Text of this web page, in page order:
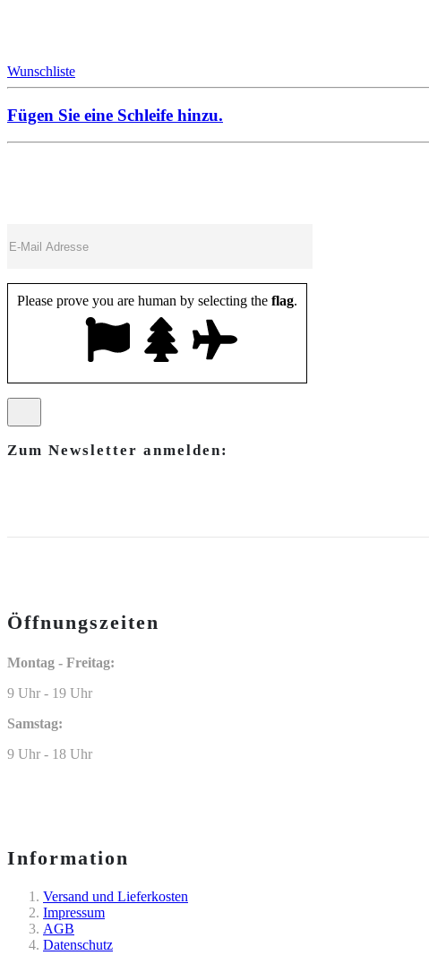
Wunschliste
Fügen Sie eine Schleife hinzu.
Please prove you are human by selecting the flag.
Zum Newsletter anmelden:
Öffnungszeiten
Montag - Freitag:
9 Uhr - 19 Uhr
Samstag:
9 Uhr - 18 Uhr
Information
Versand und Lieferkosten
Impressum
AGB
Datenschutz